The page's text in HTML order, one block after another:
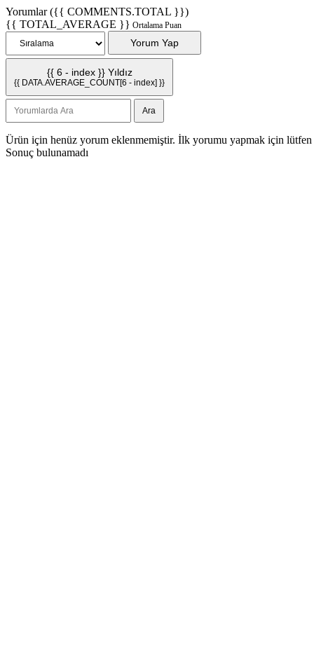
Yorumlar ({{ COMMENTS.TOTAL }})
{{ TOTAL_AVERAGE }} Ortalama Puan
Yorum Yap
{{ 6 - index }} Yıldız
{{ DATA.AVERAGE_COUNT[6 - index] }}
Ara
Ürün için henüz yorum eklenmemiştir. İlk yorumu yapmak için lütfen
Sonuç bulunamadı